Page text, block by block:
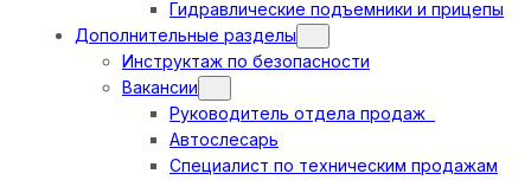
Гидравлические подъемники и прицепы
Дополнительные разделы
Инструктаж по безопасности
Вакансии
Руководитель отдела продаж
Автослесарь
Специалист по техническим продажам